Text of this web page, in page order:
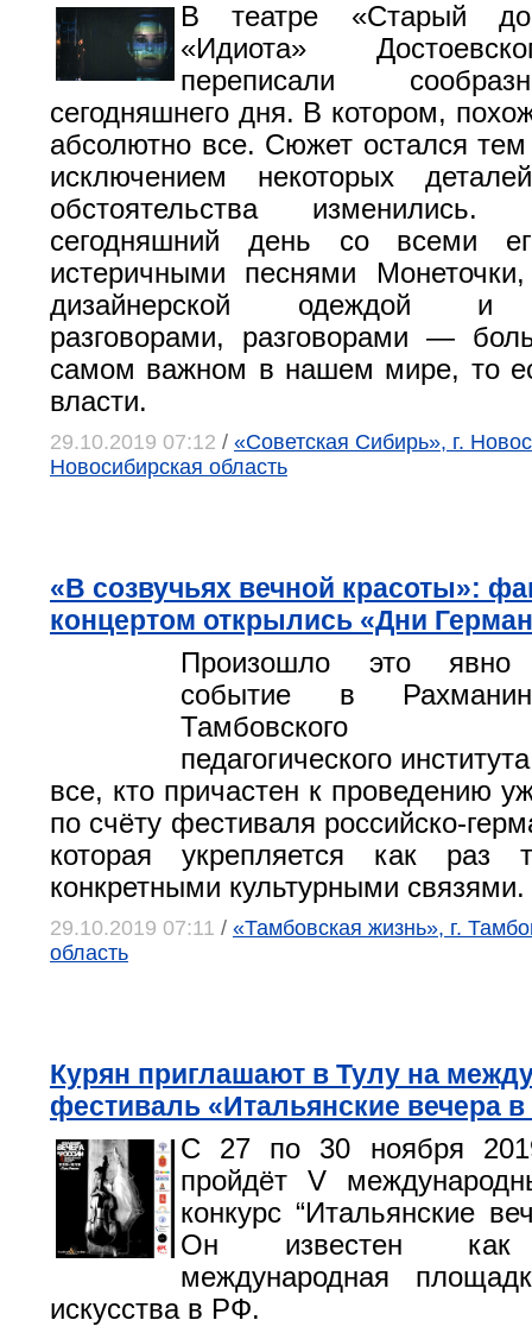
В театре «Старый
«Идиота»
переписали
сегодняшнего дня. В котором,
абсолютно все. Сюжет остался
исключением некоторых
обстоятельства
сегодняшний день со всеми
истеричными песнями
дизайнерской одеждой и
разговорами, разговорами —
самом важном в нашем мире, то
власти.
29.10.2019 07:12 / «Советская Сибирь», г.
Новосибирская область
«В созвучьях вечной красоты»:
концертом открылись «Дни
Произошло это явно
событие в
Тамбовского
педагогического
все, кто причастен к проведению
по счёту фестиваля российско-
которая укрепляется как раз
конкретными культурными связями.
29.10.2019 07:11 / «Тамбовская жизнь», г.
область
Курян приглашают в Тулу на
фестиваль «Итальянские вечера
С 27 по 30 ноября
пройдёт V
конкурс “Итальянские
Он известен как
международная
искусства в РФ.